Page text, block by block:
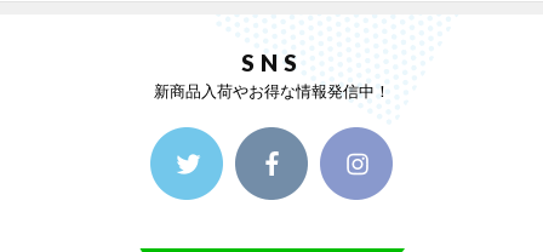
SNS
新商品入荷やお得な情報発信中！